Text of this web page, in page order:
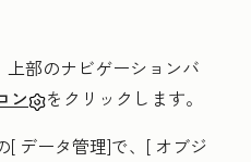
部のナビゲーションバ
ン
をクリックします。
[ データ管理]で、[ オブジ